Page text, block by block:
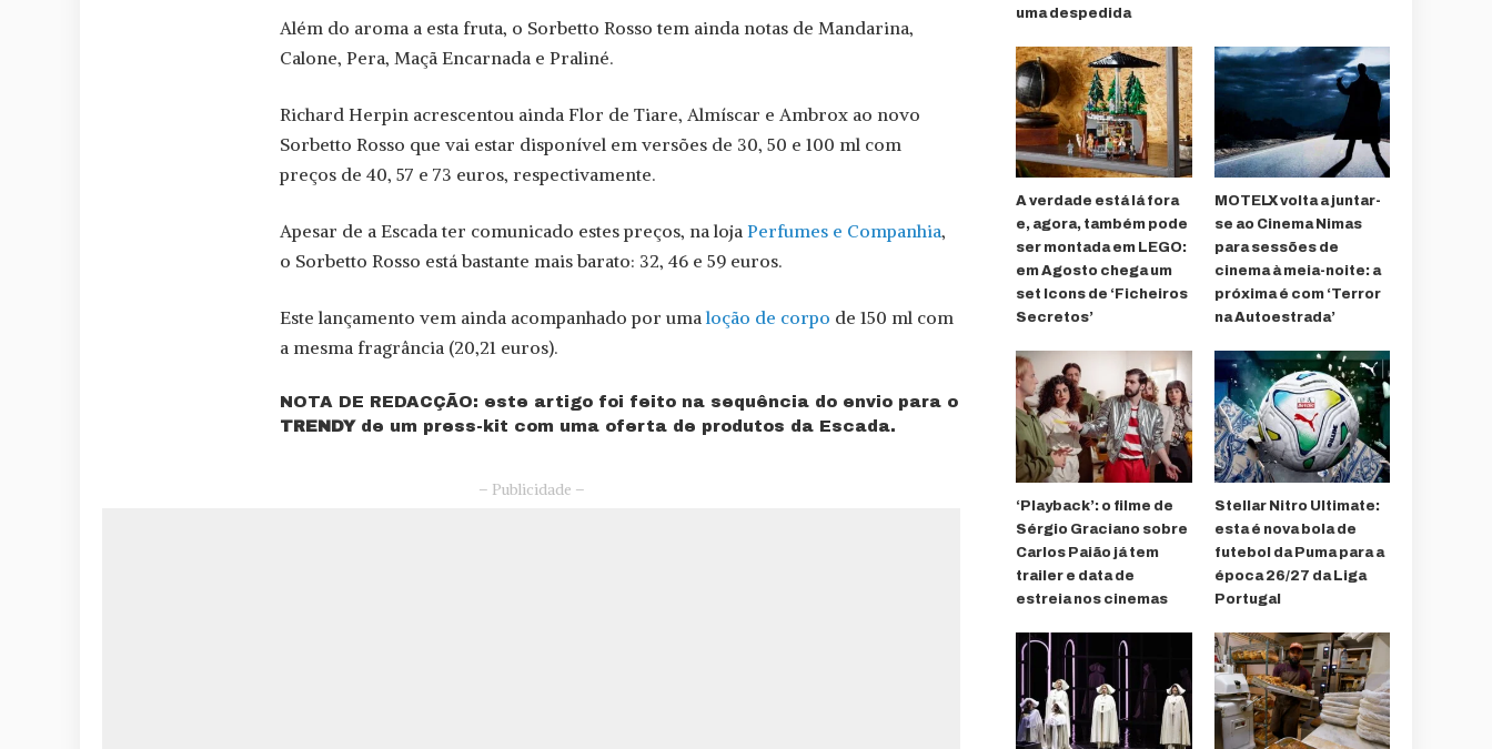
Além do aroma a esta fruta, o Sorbetto Rosso tem ainda notas de Mandarina,
Calone, Pera, Maçã Encarnada e Praliné.
Richard Herpin acrescentou ainda Flor de Tiare, Almíscar e Ambrox ao novo
Sorbetto Rosso que vai estar disponível em versões de 30, 50 e 100 ml com
preços de 40, 57 e 73 euros, respectivamente.
Apesar de a Escada ter comunicado estes preços, na loja Perfumes e Companhia,
o Sorbetto Rosso está bastante mais barato: 32, 46 e 59 euros.
Este lançamento vem ainda acompanhado por uma loção de corpo de 150 ml com
a mesma fragrância (20,21 euros).
NOTA DE REDACÇÃO: este artigo foi feito na sequência do envio para o
TRENDYde um press-kit com uma oferta de produtos da Escada.
– Publicidade –
uma despedida
A verdade está lá fora
e, agora, também pode
ser montada em LEGO:
em Agosto chega um
set Icons de ‘Ficheiros
Secretos’
MOTELX volta a juntar-
se ao Cinema Nimas
para sessões de
cinema à meia-noite: a
próxima é com ‘Terror
na Autoestrada’
‘Playback’: o filme de
Sérgio Graciano sobre
Carlos Paião já tem
trailer e data de
estreia nos cinemas
Stellar Nitro Ultimate:
esta é nova bola de
futebol da Puma para a
época 26/27 da Liga
Portugal